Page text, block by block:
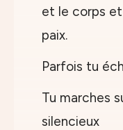
et le corps
paix.
Parfois tu
Tu marches
silencieux